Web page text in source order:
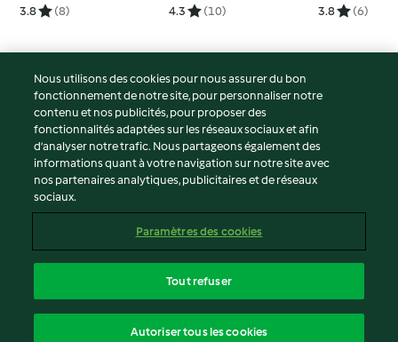
gingembre
3.8 (8) 4.3 (10) 3.8 (6)
© Copyright 2026
Conditions d'utilisation
Politique de confidentialité
Non-responsabilité
Mentions légales
Contenu du rapport
Déclaration d'accessibilité
Nous utilisons des cookies pour nous assurer du bon
fonctionnement de notre site, pour personnaliser notre
contenu et nos publicités, pour proposer des
fonctionnalités adaptées sur les réseaux sociaux et afin
d’analyser notre trafic. Nous partageons également des
informations quant à votre navigation sur notre site avec
nos partenaires analytiques, publicitaires et de réseaux
sociaux.
Paramètres des cookies
Tout refuser
Autoriser tous les cookies